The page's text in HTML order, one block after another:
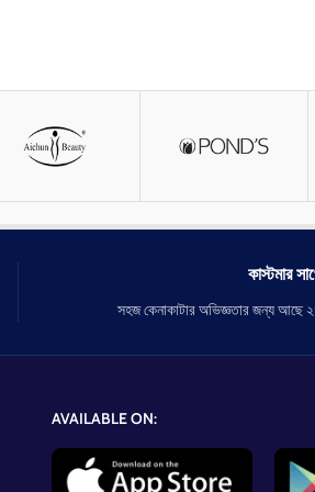
কাস্টমার
সহজ কেনাকাটার অভিজ্ঞতার জন্য আছে
AVAILABLE ON: